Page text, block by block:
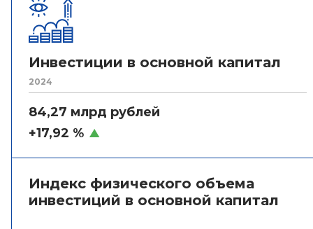
Инвестиции в основной капитал
2024
84,27 млрд рублей
+17,92 %
Индекс физического объема
инвестиций в основной капитал